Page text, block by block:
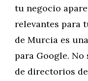
tu negocio
relevantes para
de Murcia es
para Google.
de directorios